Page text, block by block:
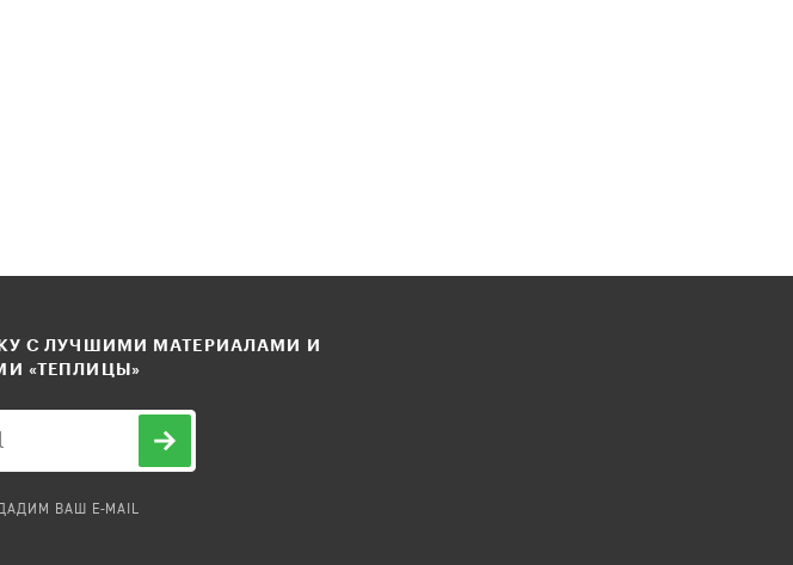
С ЛУЧШИМИ МАТЕРИАЛАМИ И
«ТЕПЛИЦЫ»
ВАШ E-MAIL